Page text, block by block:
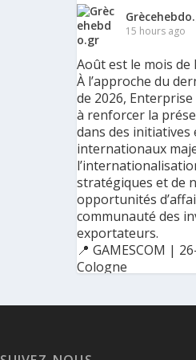
15 hours ago
Août est le mois
À l’approche du
de 2026,
à renforcer la
dans des initiatives
internationaux
stratégiques et de
opportunités
communauté des
exportateurs.
📍 GAMESCOM |
Cologne